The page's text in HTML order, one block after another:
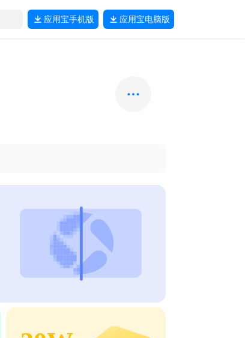
应用宝手机版 应用宝电脑版